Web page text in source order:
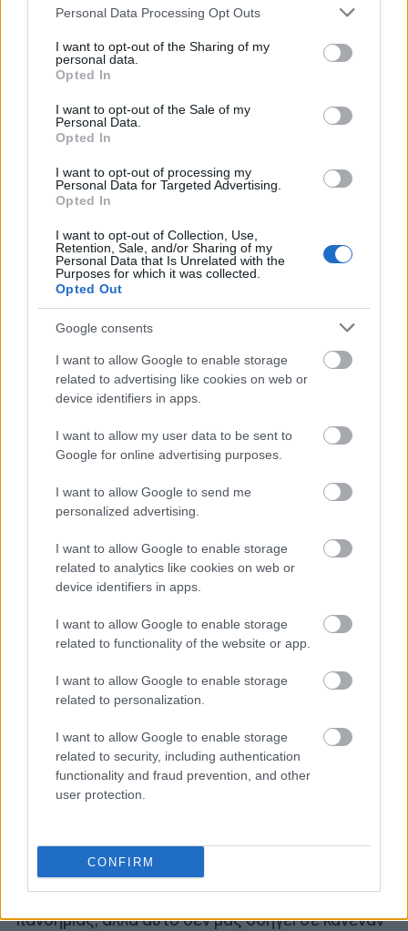
Please note that this website/app uses one or more Google
not limited to your visit or usage behaviour. You may click to
grant or deny consent to Google and its third-party tags to
use your data for below specified purposes in below Google
consent section.
Personal Data Processing Opt Outs
I want to opt-out of the Sharing of my
personal data.
Opted In
I want to opt-out of the Sale of my
Personal Data.
Opted In
I want to opt-out of processing my
Personal Data for Targeted Advertising.
Opted In
I want to opt-out of Collection, Use,
Retention, Sale, and/or Sharing of my
Personal Data that Is Unrelated with the
Purposes for which it was collected.
Opted Out
Google consents
I want to allow Google to enable storage
related to advertising like cookies on web or
device identifiers in apps.
I want to allow my user data to be sent to
Google for online advertising purposes.
I want to allow Google to send me
personalized advertising.
I want to allow Google to enable storage
related to analytics like cookies on web or
device identifiers in apps.
I want to allow Google to enable storage
related to functionality of the website or app.
I want to allow Google to enable storage
related to personalization.
I want to allow Google to enable storage
related to security, including authentication
functionality and fraud prevention, and other
user protection.
CONFIRM
Σημειώνεται ότι αύριο, Πέμπτη, ο υπουργός
Υγείαςθα συναντηθεί με εκπροσώπους της
εξέφρασαν οι ΠΑΕ για τα νέα μέτρα, ύστερα από
σχετικό αίτημα των δεύτερων. Η συνάντηση θα
γίνει στις 13:30.
Μονάδες Φροντίδας Ηλικιωμένων
και στις
Δομές Χρονίως Πασχόντων θα επιτρέπεται το
επισκεπτήριο, μόνο σε περίπτωση που έχει
προηγηθεί PCR test 48 ωρών. Παράλληλα, θα
υπάρξει αυστηροποίηση των όρων για τα
επισκεπτήρια στα νοσηλευτικά ιδρύματα και θα
απαγορεύεται για το διάστημα ισχύος των μέτρων
η είσοδος των ιατρικών επισκεπτών.
«Αυτή τη στιγμή τα δεδομένα τα οποία έχουμε
μας κάνουν να αισιοδοξούμε για την πορεία της
πανδημίας, αλλά αυτό δεν μας οδηγεί σε κανέναν